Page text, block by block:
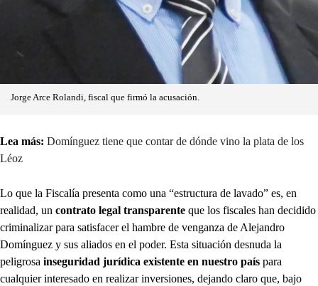
Jorge Arce Rolandi, fiscal que firmó la acusación.
Lea más: Domínguez tiene que contar de dónde vino la plata de los
Léoz
Lo que la Fiscalía presenta como una “estructura de lavado” es, en
realidad, un contrato legal transparente que los fiscales han decidido
criminalizar para satisfacer el hambre de venganza de Alejandro
Domínguez y sus aliados en el poder. Esta situación desnuda la
peligrosa inseguridad jurídica existente en nuestro país para
cualquier interesado en realizar inversiones, dejando claro que, bajo